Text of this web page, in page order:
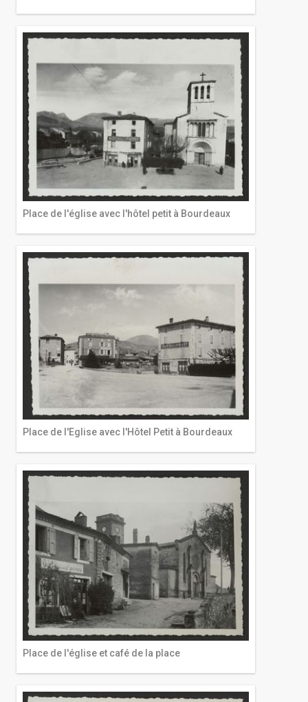
Place de l'église avec l'hôtel petit à Bourdeaux
Place de l'Eglise avec l'Hôtel Petit à Bourdeaux
Place de l'église et café de la place